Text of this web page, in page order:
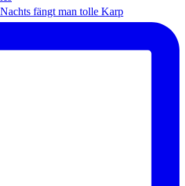
fängt man tolle Karp